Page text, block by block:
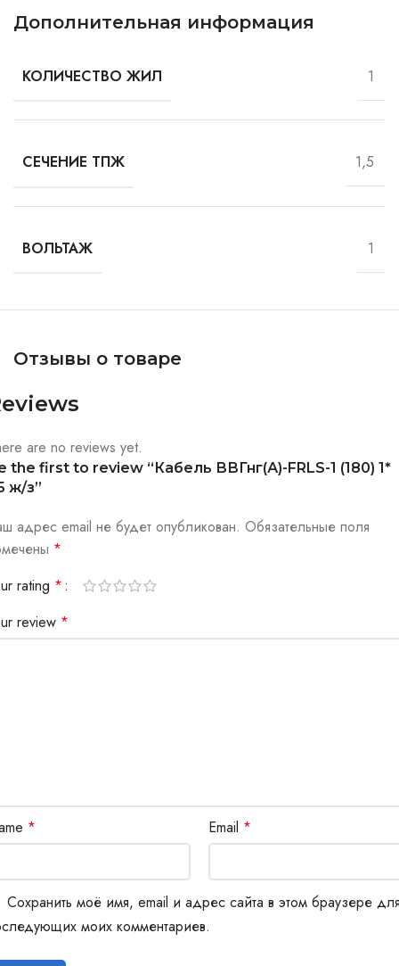
Дополнительная информация
КОЛИЧЕСТВО ЖИЛ 1
СЕЧЕНИЕ ТПЖ 1,5
ВОЛЬТАЖ 1
Отзывы о товаре
are no reviews yet.
the first to review “Кабель ВВГнг(А)-FRLS-1 (180) 1*
ж/з”
адрес email не будет опубликован. Обязательные поля
*
rating *
review *
* Email *
Сохранить моё имя, email и адрес сайта в этом браузере
моих комментариев.